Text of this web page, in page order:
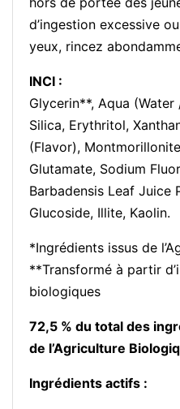
d’ingestion excessive
yeux, rincez
INCI :
Glycerin**, Aqua
Silica, Erythritol,
(Flavor),
Glutamate, Sodium
Barbadensis Leaf Juice
Glucoside, Illite, Kaolin.
*Ingrédients issus de
**Transformé à partir
biologiques
72,5 % du total des
de l’Agriculture
Ingrédients actifs :